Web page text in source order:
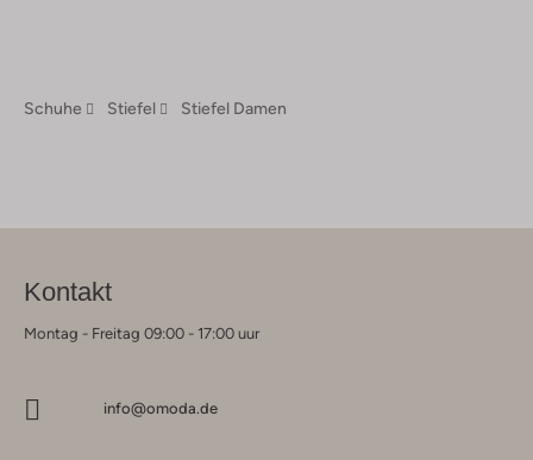
Schuhe Stiefel Stiefel Damen
Kontakt
Montag - Freitag 09:00 - 17:00 uur
info@omoda.de